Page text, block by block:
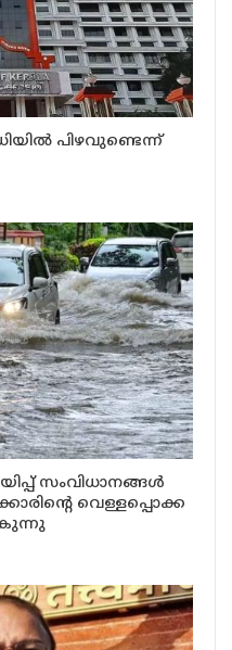
പിഴവുണ്ടെന്ന്
സംവിധാനങ്ങൾ
വെള്ളപ്പൊക്ക